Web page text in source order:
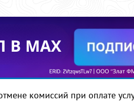
комиссий при оплате